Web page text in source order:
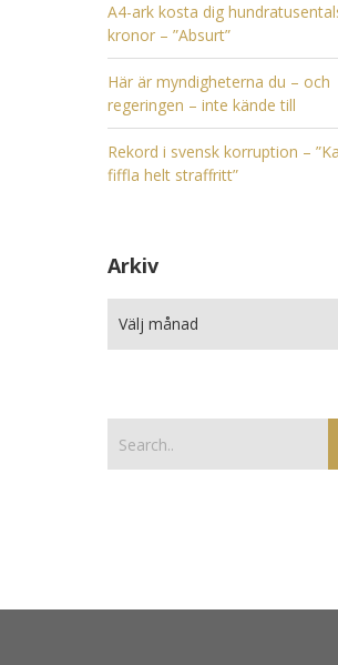
A4-ark kosta dig
kronor – ”Absurt”
Här är myndigheterna du – och
regeringen – inte kände till
Rekord i svensk korruption –
fiffla helt straffritt”
Arkiv